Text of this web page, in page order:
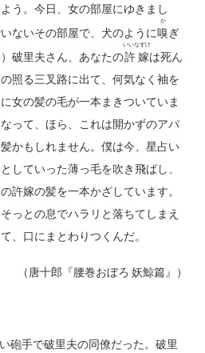
う。今日、女の部屋にゆきまし
ないその部屋で、犬のように嗅
か
ぎ
破里夫さん、あなたの許嫁
いいなずけ
は死ん
照る三叉路に出て、何気なく袖を
女の髪の毛が一本まきついていま
って、ほら、これは開かずのアパ
かもしれません。僕は今、星占い
していった薄っ毛を吹き飛ばし、
許嫁の髪を一本かざしています。
っとの息でハラリと落ちてしまえ
、口にまとわりつくんだ。
（唐十郎『腰巻おぼろ 妖鯨篇』）
砲手で破里夫の同僚だった。破里